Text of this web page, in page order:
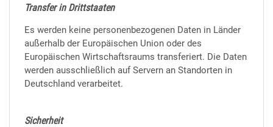
Transfer in Drittstaaten
Es werden keine personenbezogenen Daten in Länder
außerhalb der Europäischen Union oder des
Europäischen Wirtschaftsraums transferiert. Die Daten
werden ausschließlich auf Servern an Standorten in
Deutschland verarbeitet.
Sicherheit